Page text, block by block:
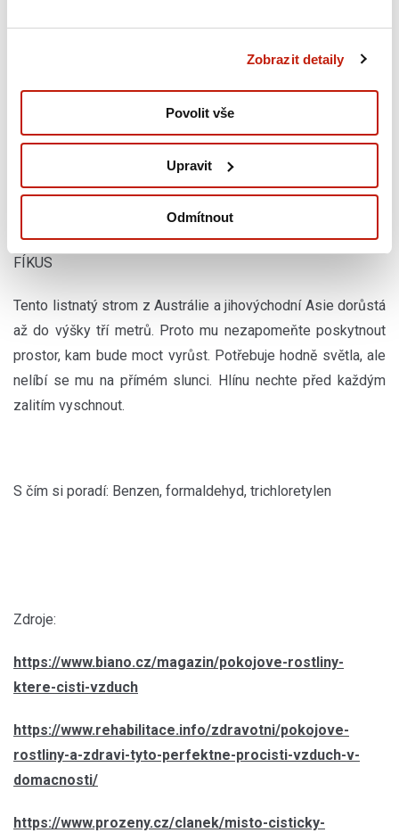
Zobrazit detaily
Povolit vše
Upravit
Odmítnout
trpíte sennou rýmou). Dejte ji do stínu a hlínu udržujte vlhkou.
S čím si poradí: Amoniak, benzen, formaldehyd a
trichloretylen
FÍKUS
Tento listnatý strom z Austrálie a jihovýchodní Asie dorůstá
až do výšky tří metrů. Proto mu nezapomeňte poskytnout
prostor, kam bude moct vyrůst. Potřebuje hodně světla, ale
nelíbí se mu na přímém slunci. Hlínu nechte před každým
zalitím vyschnout.
S čím si poradí: Benzen, formaldehyd, trichloretylen
Zdroje:
https://www.biano.cz/magazin/pokojove-rostliny-
ktere-cisti-vzduch
https://www.rehabilitace.info/zdravotni/pokojove-
rostliny-a-zdravi-tyto-perfektne-procisti-vzduch-v-
domacnosti/
https://www.prozeny.cz/clanek/misto-cisticky-